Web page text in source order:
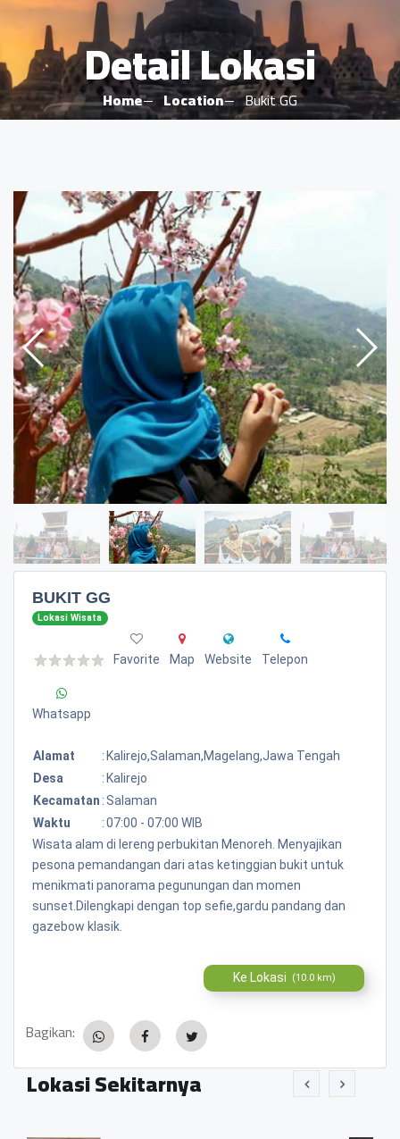
Detail Lokasi
Home Location Bukit GG
BUKIT GG
Lokasi Wisata
Favorite Map Website Telepon
Whatsapp
Alamat : Kalirejo,salaman,magelang,jawa Tengah
Desa
: Kalirejo
Kecamatan : Salaman
Waktu
:07:00 - 07:00 WIB
Wisata alam di lereng perbukitan Menoreh. Menyajikan
pesona pemandangan dari atas ketinggian bukit untuk
menikmati panorama pegunungan dan momen
sunset.Dilengkapi dengan top sefie,gardu pandang dan
gazebow klasik.
Ke Lokasi (10.0 km)
Bagikan:
Lokasi Sekitarnya